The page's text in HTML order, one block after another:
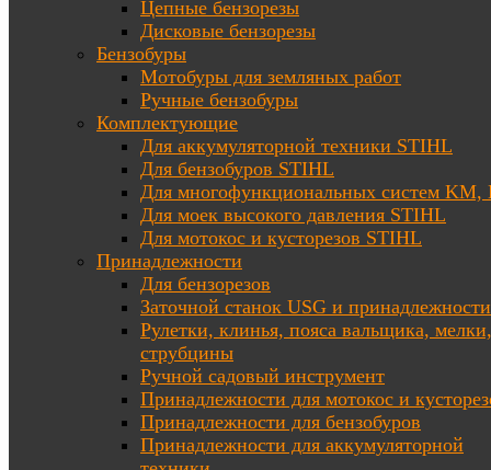
Цепные бензорезы
Дисковые бензорезы
Бензобуры
Мотобуры для земляных работ
Ручные бензобуры
Комплектующие
Для аккумуляторной техники STIHL
Для бензобуров STIHL
Для многофункциональных систем KM,
Для моек высокого давления STIHL
Для мотокос и кусторезов STIHL
Принадлежности
Для бензорезов
Заточной станок USG и принадлежности
Рулетки, клинья, пояса вальщика, мелки,
струбцины
Ручной садовый инструмент
Принадлежности для мотокос и
Принадлежности для бензобуров
Принадлежности для аккумуляторной